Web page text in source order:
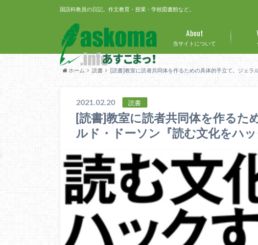
国語科教員の日記。作文教育・授業・学校図書館など。
当サイトについて
About
ホーム 読書 [読書]教室に読者共同体を作るための具体的手立て。ジェラ
2021.02.20 読書
[読書]教室に読者共同体を作るた
ルド・ドーソン『読む文化をハッ